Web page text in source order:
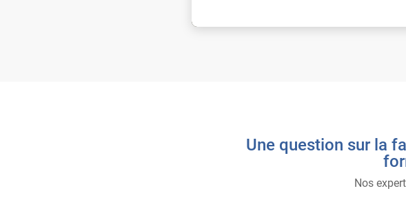
Une question sur la
Nos